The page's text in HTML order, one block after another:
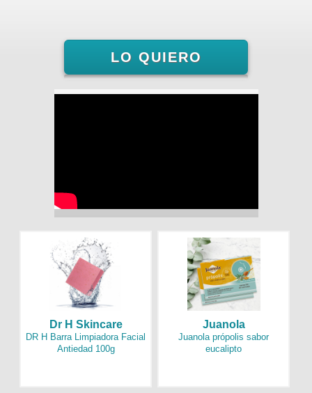
LO QUIERO
Dr H Skincare
DR H Barra Limpiadora Facial
Antiedad 100g
Juanola
Juanola própolis sabor
eucalipto